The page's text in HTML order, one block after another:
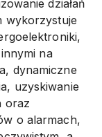
działań
wykorzystuje
na
dynamiczne
uzyskiwanie
oraz
o alarmach,